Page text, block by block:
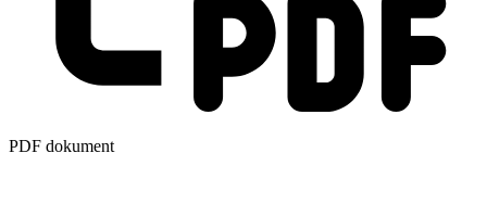
PDF dokument